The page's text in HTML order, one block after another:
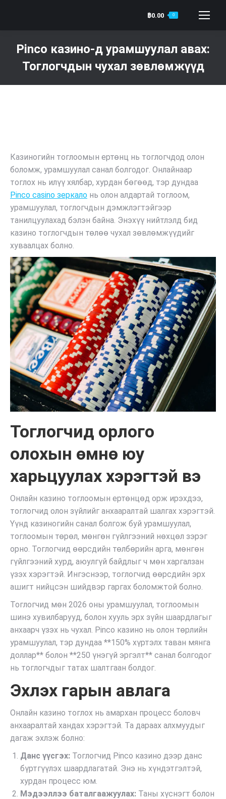
฿0.00 0
Search:
Pinco казино-д урамшуулал авах:
Тоглогчдын чухал зөвлөмжүүд
Казиногийн тоглоомын ертөнц нь тоглогчдод олон
боломж, урамшуулал санал болгодог. Онлайнаар
тоглох нь илүү хялбар, хурдан бөгөөд, тэр дундаа
Pinco casino зеркало нь олон алдартай тоглоом,
урамшуулал, тоглогчдын дэмжлэгтэйгээр
танилцуулахад бэлэн байна. Энэхүү нийтлэлд бид
казино тоглогчдын төлөө чухал зөвлөмжүүдийг
хуваалцах болно.
Тоглогчид орлого
олохын өмнө юу
харьцуулах хэрэгтэй вэ
Онлайн казино тоглоомын ертөнцөд орж ирэхдээ,
тоглогчид олон зүйлийг анхааралтай шалгах хэрэгтэй.
Үүнд казиногийн санал болгож буй урамшуулал,
тоглоомын төрөл, мөнгөн гүйлгээний нөхцөл зэрэг
орно. Тоглогчид өөрсдийн төлбөрийн арга, мөнгөн
гүйлгээний хурд, аюулгүй байдлыг ч мөн харгалзан
үзэх хэрэгтэй. Ингэснээр, тоглогчид өөрсдийн эрх
ашигт нийцсэн шийдвэр гаргах боломжтой болно.
Тоглогчид мөн 2026 оны урамшуулал, тоглоомын
шинэ хувилбарууд, болон хууль эрх зүйн шаардлагыг
анхаарч үзэх нь чухал. Pinco казино нь олон төрлийн
урамшуулал, тэр дундаа **150% хүртэлх таван мянга
доллар** болон **250 үнэгүй эргэлт** санал болгодог
нь тоглогчдыг татах шалтгаан болдог.
Эхлэх гарын авлага
Онлайн казино тоглох нь амархан процесс боловч
анхааралтай хандах хэрэгтэй. Та дараах алхмуудыг
дагаж эхлэж болно:
Данс үүсгэх: Тоглогчид Pinco казино дээр данс
бүртгүүлэх шаардлагатай. Энэ нь хүндэтгэлтэй,
хурдан процесс юм.
Мэдээллээ баталгаажуулах: Таны хүснэгт болон